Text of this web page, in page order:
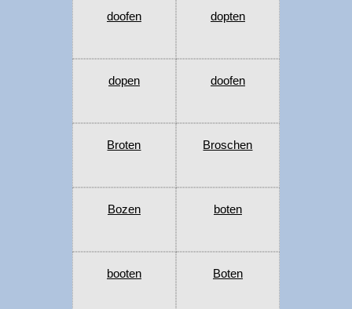
doofen dopten
dopen doofen
Broten Broschen
Bozen boten
booten Boten